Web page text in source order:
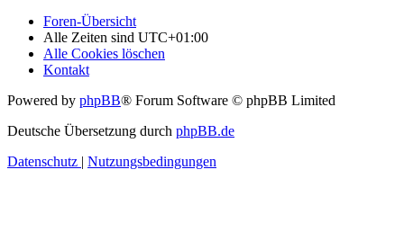
Foren-Übersicht
Alle Zeiten sind UTC+01:00
Alle Cookies löschen
Kontakt
Powered by phpBB® Forum Software © phpBB Limited
Deutsche Übersetzung durch phpBB.de
Datenschutz | Nutzungsbedingungen